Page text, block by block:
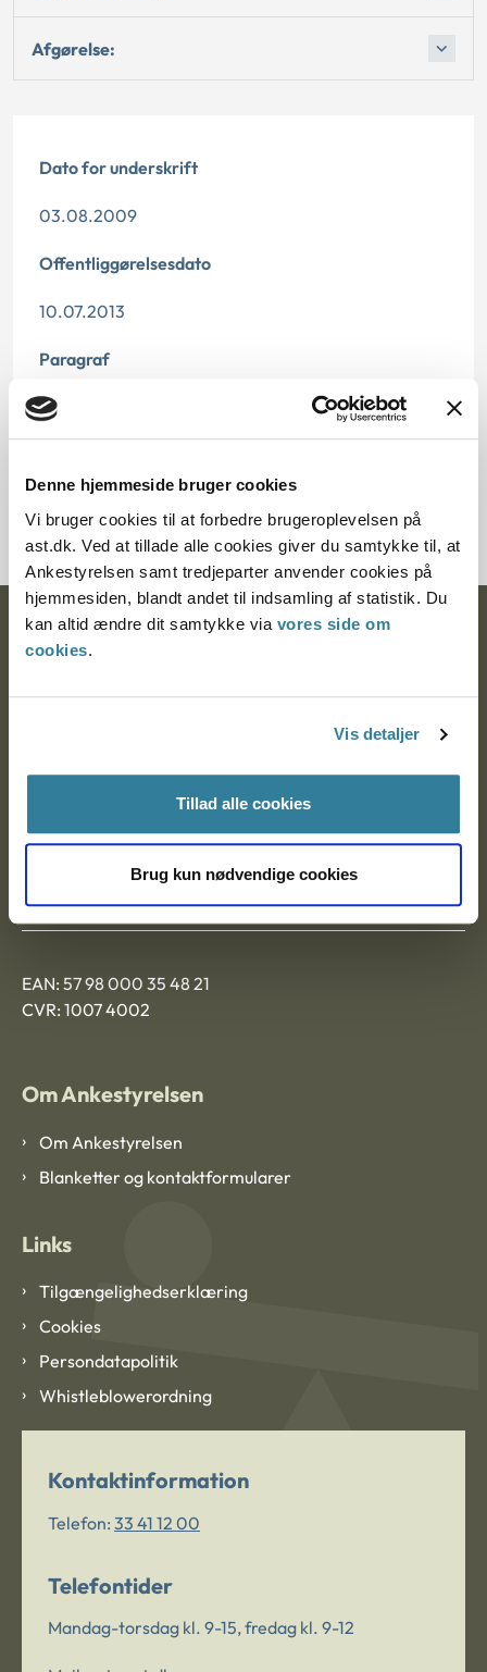
Denne hjemmeside bruger cookies
Vi bruger cookies til at forbedre brugeroplevelsen på
ast.dk. Ved at tillade alle cookies giver du samtykke til, at
Ankestyrelsen samt tredjeparter anvender cookies på
hjemmesiden, blandt andet til indsamling af statistik. Du
kan altid ændre dit samtykke via vores side om
cookies.
Vis detaljer
Tillad alle cookies
Brug kun nødvendige cookies
Afgørelse:
Dato for underskrift
03.08.2009
Offentliggørelsesdato
10.07.2013
Paragraf
§ 52
Ankestyrelsen
Ankestyrelsen Aalborg
Ankestyrelsen København
EAN: 57 98 000 35 48 21
CVR: 1007 4002
Om Ankestyrelsen
Om Ankestyrelsen
Blanketter og kontaktformularer
Links
Tilgængelighedserklæring
Cookies
Persondatapolitik
Whistleblowerordning
Kontaktinformation
Telefon: 33 41 12 00
Telefontider
Mandag-torsdag kl. 9-15, fredag kl. 9-12